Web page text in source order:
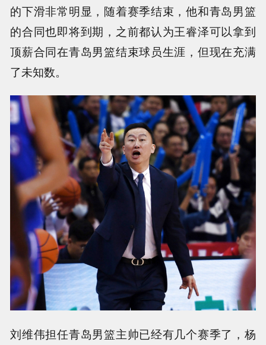
的下滑非常明显，随着赛季结束，他和青岛男篮
的合同也即将到期，之前都认为王睿泽可以拿到
顶薪合同在青岛男篮结束球员生涯，但现在充满
了未知数。
刘维伟担任青岛男篮主帅已经有几个赛季了，杨